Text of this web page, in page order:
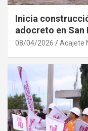
Inicia
adocreto en San
08/04/2026 Acajete